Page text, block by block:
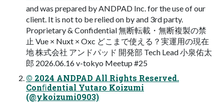
and was prepared by ANDPAD Inc. for the use of our
client. It is not to be relied on by and 3rd party.
Proprietary & Confidential 無断転載・無断複製の禁
止 Vue × Nuxt × Oxc どこまで使える？実運用の現在
地 株式会社 アンドパッド 開発部 Tech Lead 小泉佑太
郎 2026.06.16 v-tokyo Meetup #25
© 2024 ANDPAD All Rights Reserved.
Conﬁdential Yutaro Koizumi
(@ykoizumi0903)